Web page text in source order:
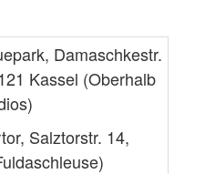
Damaschkestr.
Kassel (Oberhalb
Salztorstr. 14,